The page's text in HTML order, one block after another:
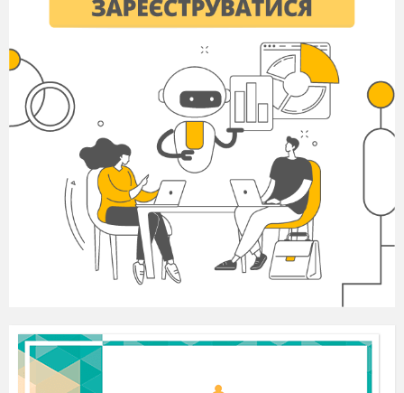
його до голосних, позначення фішкою.
4. Вправи на злиття звука [у] з
різними приголосними звуками.
Півень – ку-ку-рі-ку.
Сова – угу-угу-угу.
Корова – му – у –у.
Зозуля – ку-ку.
Утворіть злиття звука [у] з
приголосними р, м, д, с і т. д.
5.Гра «Впіймай звук
в словах».
Учень, окунь, рука, папуга, удав, вулиця.
6.Самостійний добір слів зі звуком [у].
7.Фізкультхвилинка.
- Для позначення цього звука на
письмі використовують букву
ознайомлює дітей з малою друкованою